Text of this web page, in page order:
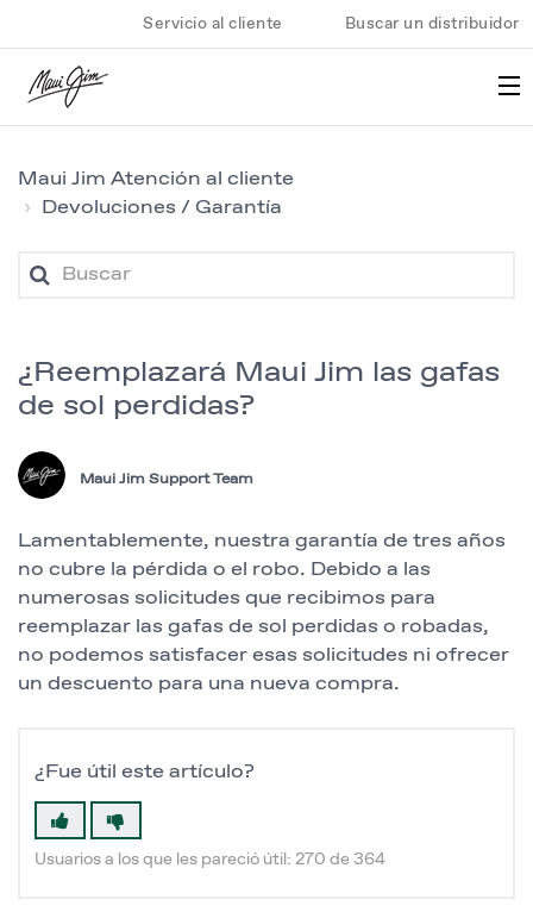
Servicio al cliente Buscar un distribuidor
Maui Jim Atención al cliente
Devoluciones / Garantía
¿Reemplazará Maui Jim las gafas
de sol perdidas?
Maui Jim Support Team
Lamentablemente, nuestra garantía de tres años
no cubre la pérdida o el robo. Debido a las
numerosas solicitudes que recibimos para
reemplazar las gafas de sol perdidas o robadas,
no podemos satisfacer esas solicitudes ni ofrecer
un descuento para una nueva compra.
¿Fue útil este artículo?
Usuarios a los que les pareció útil: 270 de 364